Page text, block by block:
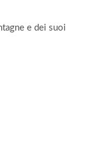
e dei suoi